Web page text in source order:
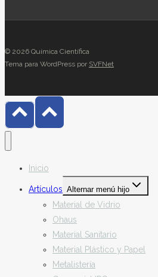
© 2026 Química Científica
Tema para WordPress por SVFNet
Inicio
Artículos Alternar menú hijo
Material de Vidrio
Ohaus
Material Sanitario
Material Plástico y Papel
Metalistería